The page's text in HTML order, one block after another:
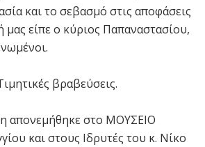
και το σεβασμό στις αποφάσεις
είπε ο κύριος Παπαναστασίου,
βραβεύσεις.
απονεμήθηκε στο ΜΟΥΣΕΙΟ
και στους Ιδρυτές του κ. Νίκο